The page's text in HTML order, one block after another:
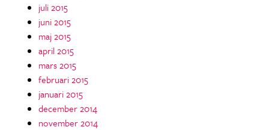
juli 2015
juni 2015
maj 2015
april 2015
mars 2015
februari 2015
januari 2015
december 2014
november 2014